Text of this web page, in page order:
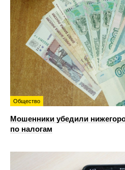
Общество
Мошенники убедили
по налогам